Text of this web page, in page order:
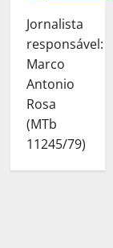
Jornalista
responsável:
Marco
Antonio
Rosa
(MTb
11245/79)